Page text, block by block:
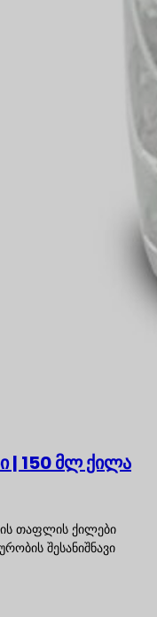
| 150 მლ ქილა
თაფლის ქილები
შესანიშნავი